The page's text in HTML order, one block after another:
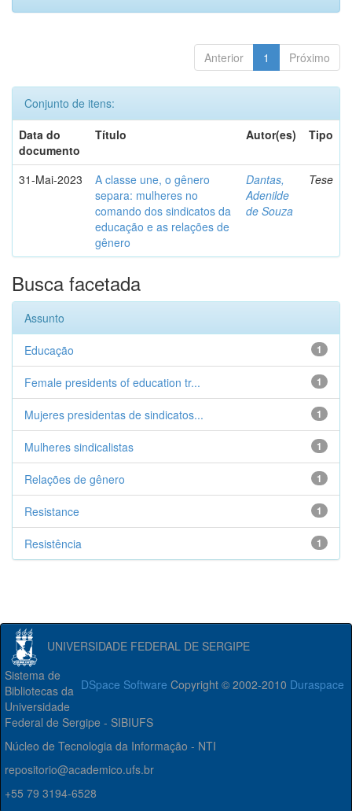
Anterior 1 Próximo
Conjunto de itens:
Data do
documento
Título Autor(es) Tipo
31-Mai-2023
A classe une, o gênero
separa: mulheres no
comando dos sindicatos da
educação e as relações de
gênero
Dantas,
Adenilde
de Souza
Tese
Busca facetada
Assunto
1
Educação
1
Female presidents of education tr...
1
Mujeres presidentas de sindicatos...
1
Mulheres sindicalistas
1
Relações de gênero
1
Resistance
1
Resistência
UNIVERSIDADE FEDERAL DE SERGIPE
DSpace Software Copyright © 2002-2010 Duraspace
Sistema de
Bibliotecas da
Universidade
Federal de Sergipe - SIBIUFS
Núcleo de Tecnologia da Informação - NTI
repositorio@academico.ufs.br
+55 79 3194-6528